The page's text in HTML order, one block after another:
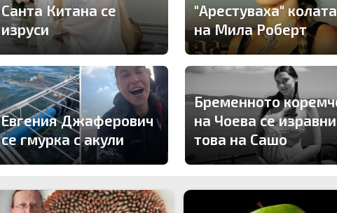
Санта Китана се
изруси
"Арестуваха" колата
на Мила Роберт
Евгения Джаферович
се гмурка с акули
Бременното
на Чоева се
това на Сашо